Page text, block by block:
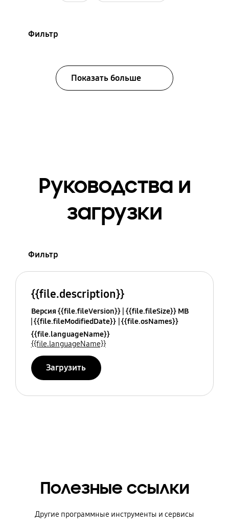
Фильтр
Показать больше
Руководства и
загрузки
Фильтр
{{file.description}}
Версия {{file.fileVersion}} {{file.fileSize}} MB
{{file.fileModifiedDate}} {{file.osNames}}
{{file.languageName}}
{{file.languageName}}
Загрузить
Полезные ссылки
Другие программные инструменты и сервисы